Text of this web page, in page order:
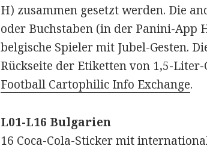
H) zusammen gesetzt werden. Die
oder Buchstaben (in der Panini-App
belgische Spieler mit Jubel-Gesten.
Rückseite der Etiketten von 1,5-Liter-
Football Cartophilic Info Exchange.
L01-L16 Bulgarien
16 Coca-Cola-Sticker mit